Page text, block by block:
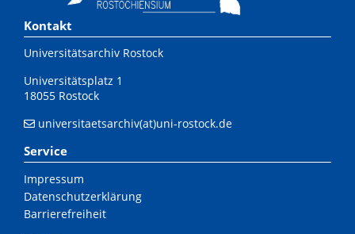
Kontakt
Universitätsarchiv Rostock
Universitätsplatz 1
18055 Rostock
universitaetsarchiv(at)uni-rostock.de
Service
Impressum
Datenschutzerklärung
Barrierefreiheit